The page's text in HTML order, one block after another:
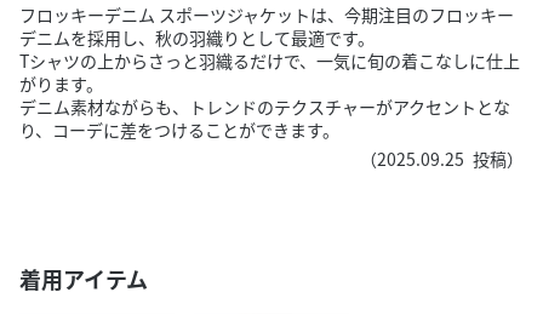
フロッキーデニム スポーツジャケットは、今期注目のフロッキー
デニムを採用し、秋の羽織りとして最適です。
Tシャツの上からさっと羽織るだけで、一気に旬の着こなしに仕上
がります。
デニム素材ながらも、トレンドのテクスチャーがアクセントとな
り、コーデに差をつけることができます。
（2025.09.25 投稿）
着用アイテム